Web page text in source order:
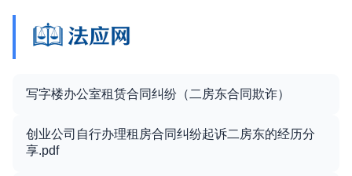
写字楼办公室租赁合同纠纷（二房东合同欺诈）
创业公司自行办理租房合同纠纷起诉二房东的经历分
享.pdf